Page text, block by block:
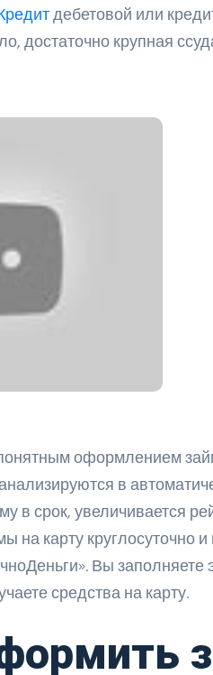
дебетовой или
достаточно крупная
оформлением
в
в срок, увеличивается
карту круглосуточно
Вы
средства на карту.